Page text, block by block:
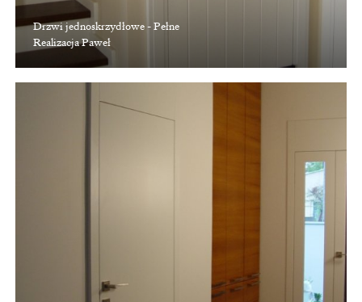
Drzwi jednoskrzydłowe - Pełne
Realizacja Paweł